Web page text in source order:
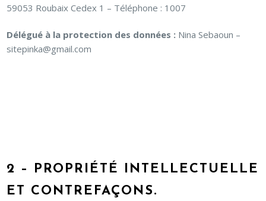
59053 Roubaix Cedex 1 – Téléphone : 1007
Délégué à la protection des données : Nina Sebaoun –
sitepinka@gmail.com
2 – PROPRIÉTÉ INTELLECTUELLE
ET CONTREFAÇONS.